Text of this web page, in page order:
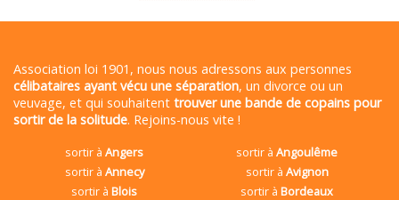
Association loi 1901, nous nous adressons aux personnes
célibataires ayant vécu une séparation, un divorce ou un
veuvage, et qui souhaitent trouver une bande de copains pour
sortir de la solitude. Rejoins-nous vite !
sortir àAngers sortir àAngoulême
sortir à Annecy sortir à Avignon
sortir àBlois sortir àBordeaux